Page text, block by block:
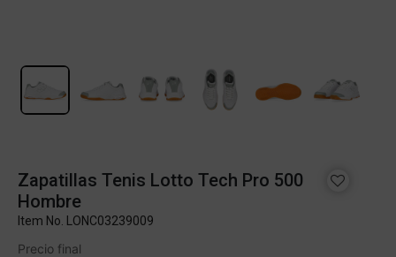
Zapatillas Tenis Lotto Tech Pro 500
Hombre
Item No. LONC03239009
Precio final